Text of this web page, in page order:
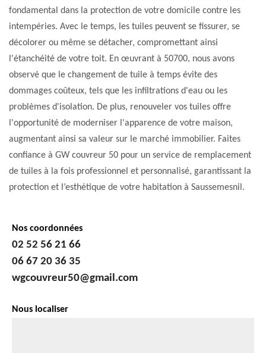
fondamental dans la protection de votre domicile contre les
intempéries. Avec le temps, les tuiles peuvent se fissurer, se
décolorer ou même se détacher, compromettant ainsi
l'étanchéité de votre toit. En œuvrant à 50700, nous avons
observé que le changement de tuile à temps évite des
dommages coûteux, tels que les infiltrations d'eau ou les
problèmes d'isolation. De plus, renouveler vos tuiles offre
l'opportunité de moderniser l'apparence de votre maison,
augmentant ainsi sa valeur sur le marché immobilier. Faites
confiance à GW couvreur 50 pour un service de remplacement
de tuiles à la fois professionnel et personnalisé, garantissant la
protection et l’esthétique de votre habitation à Saussemesnil.
Nos coordonnées
02 52 56 21 66
06 67 20 36 35
wgcouvreur50@gmail.com
Nous localiser